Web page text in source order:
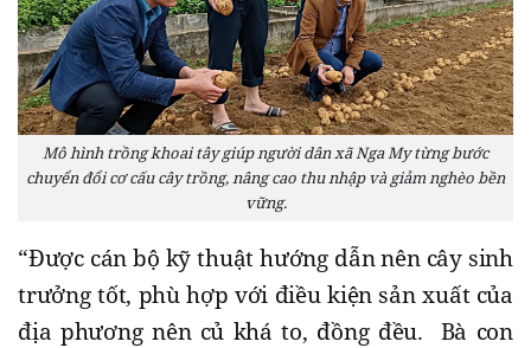
Mô hình trồng khoai tây giúp người dân xã Nga My từng bước
chuyển đổi cơ cấu cây trồng, nâng cao thu nhập và giảm nghèo bền
vững.
“Được cán bộ kỹ thuật hướng dẫn nên cây sinh
trưởng tốt, phù hợp với điều kiện sản xuất của
địa phương nên củ khá to, đồng đều. Bà con